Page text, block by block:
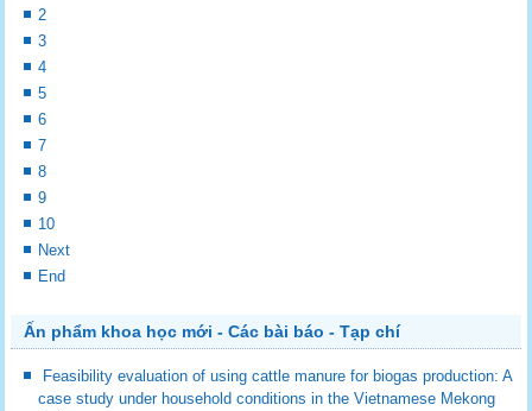
2
3
4
5
6
7
8
9
10
Next
End
Ấn phẩm khoa học mới - Các bài báo - Tạp chí
Feasibility evaluation of using cattle manure for biogas production: A
case study under household conditions in the Vietnamese Mekong